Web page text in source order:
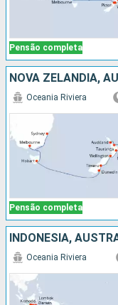
Pensão completa
NOVA ZELANDIA,
Pensão completa
Oceania Riviera
INDONÉSIA,
Oceania Riviera